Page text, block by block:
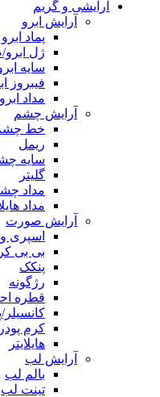
آرایشی و گریم
آرایش ابرو
پماد ابرو
ژل
سایه
فیبروز
مداد
آرایش چشم
خط
ریمل
سایه
گلیتر
مداد
مداد
آرایش صورت
اسپری
بی بی
پنکک
رژگونه
قطره
کانسیلر/
کرم
هایلایتر
آرایش لب
بالم لب
تینت لب